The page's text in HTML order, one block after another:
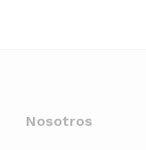
Nosotros